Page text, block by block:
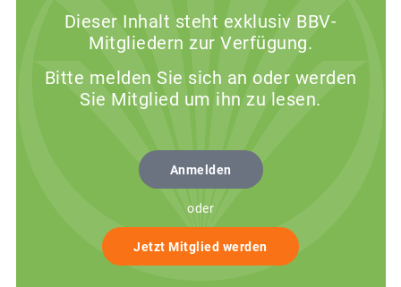
Dieser Inhalt steht exklusiv BBV-
Mitgliedern zur Verfügung.
Bitte melden Sie sich an oder werden
Sie Mitglied um ihn zu lesen.
Anmelden
oder
Jetzt Mitglied werden